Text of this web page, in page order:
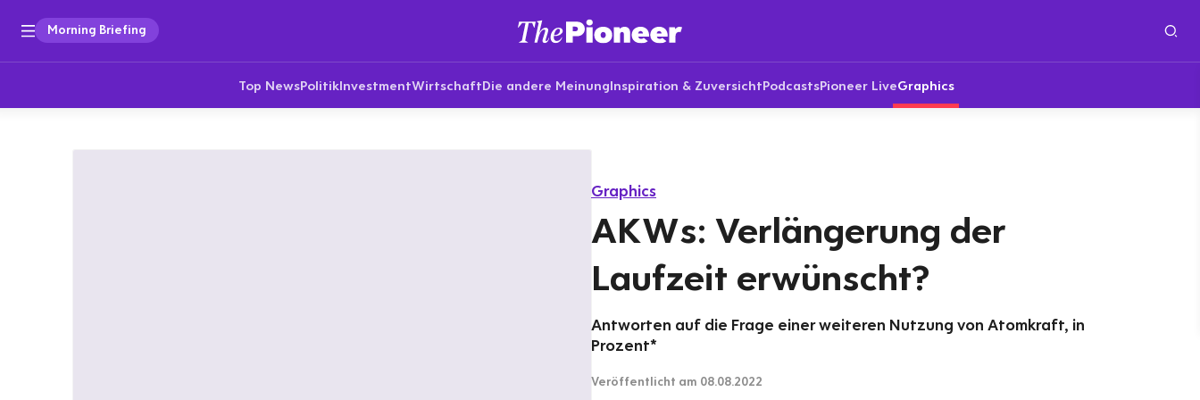
Morning Briefing
Top NewsPolitikInvestmentWirtschaftDie andere MeinungInspiration & ZuversichtPodcastsPioneer LiveGraphics
Graphics
AKWs: Verlängerung der
Laufzeit erwünscht?
Antworten auf die Frage einer weiteren Nutzung von Atomkraft, in
Prozent*
Veröffentlicht am 08.08.2022